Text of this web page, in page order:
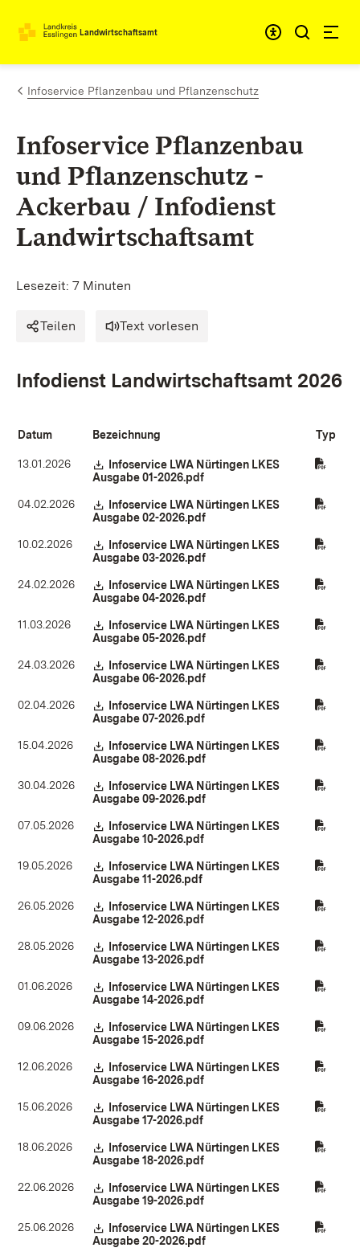
Zum Inhalt springen
Landwirtschaftsamt
Infoservice Pflanzenbau und Pflanzenschutz
Infoservice Pflanzenbau
und Pflanzenschutz -
Ackerbau / Infodienst
Landwirtschaftsamt
Lesezeit: 7 Minuten
Teilen Text vorlesen
Infodienst Landwirtschaftsamt 2026
Datum Bezeichnung Typ
13.01.2026 Download:
Infoservice LWA Nürtingen LKES
Ausgabe 01-2026.pdf
04.02.2026 Download:
Infoservice LWA Nürtingen LKES
Ausgabe 02-2026.pdf
10.02.2026 Download:
Infoservice LWA Nürtingen LKES
Ausgabe 03-2026.pdf
24.02.2026 Download:
Infoservice LWA Nürtingen LKES
Ausgabe 04-2026.pdf
11.03.2026 Download:
Infoservice LWA Nürtingen LKES
Ausgabe 05-2026.pdf
24.03.2026 Download:
Infoservice LWA Nürtingen LKES
Ausgabe 06-2026.pdf
02.04.2026 Download:
Infoservice LWA Nürtingen LKES
Ausgabe 07-2026.pdf
15.04.2026 Download:
Infoservice LWA Nürtingen LKES
Ausgabe 08-2026.pdf
30.04.2026 Download:
Infoservice LWA Nürtingen LKES
Ausgabe 09-2026.pdf
07.05.2026 Download:
Infoservice LWA Nürtingen LKES
Ausgabe 10-2026.pdf
19.05.2026 Download:
Infoservice LWA Nürtingen LKES
Ausgabe 11-2026.pdf
26.05.2026 Download:
Infoservice LWA Nürtingen LKES
Ausgabe 12-2026.pdf
28.05.2026 Download:
Infoservice LWA Nürtingen LKES
Ausgabe 13-2026.pdf
01.06.2026 Download:
Infoservice LWA Nürtingen LKES
Ausgabe 14-2026.pdf
09.06.2026 Download:
Infoservice LWA Nürtingen LKES
Ausgabe 15-2026.pdf
12.06.2026 Download:
Infoservice LWA Nürtingen LKES
Ausgabe 16-2026.pdf
15.06.2026 Download:
Infoservice LWA Nürtingen LKES
Ausgabe 17-2026.pdf
18.06.2026 Download:
Infoservice LWA Nürtingen LKES
Ausgabe 18-2026.pdf
22.06.2026 Download:
Infoservice LWA Nürtingen LKES
Ausgabe 19-2026.pdf
25.06.2026 Download:
Infoservice LWA Nürtingen LKES
Ausgabe 20-2026.pdf